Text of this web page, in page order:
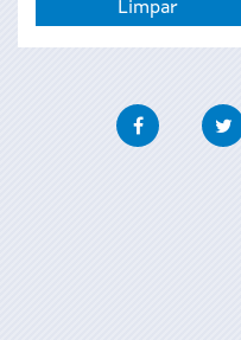
Facebook